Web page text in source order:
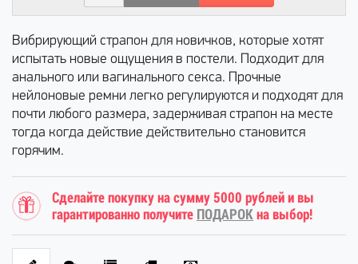
Вибрирующий страпон для новичков, которые хотят
испытать новые ощущения в постели. Подходит для
анального или вагинального секса. Прочные
нейлоновые ремни легко регулируются и подходят для
почти любого размера, задерживая страпон на месте
тогда когда действие действительно становится
горячим.
Сделайте покупку на сумму 5000 рублей и вы
гарантированно получите ПОДАРОК на выбор!